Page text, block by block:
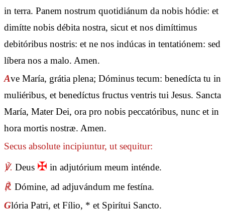
in terra. Panem nostrum quotidiánum da nobis hódie: et
dimítte nobis débita nostra, sicut et nos dimíttimus
debitóribus nostris: et ne nos indúcas in tentatiónem: sed
líbera nos a malo. Amen.
Ave María, grátia plena; Dóminus tecum: benedícta tu in
muliéribus, et benedíctus fructus ventris tui Jesus. Sancta
María, Mater Dei, ora pro nobis peccatóribus, nunc et in
hora mortis nostræ. Amen.
Secus absolute incipiuntur, ut sequitur:
℣. Deus ✠ in adjutórium meum inténde.
℟. Dómine, ad adjuvándum me festína.
Glória Patri, et Fílio, * et Spirítui Sancto.